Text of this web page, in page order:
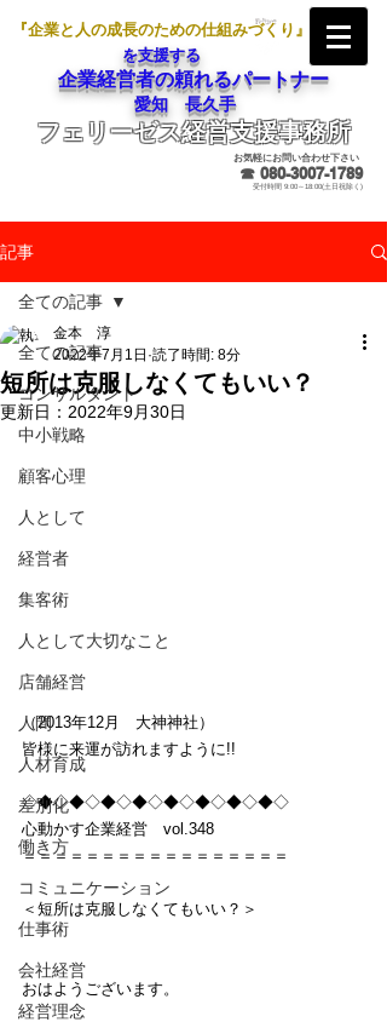
『企業と人の成長のための仕組みづくり』
を支援する
企業経営者の頼れるパートナー
愛知 長久手
フェリーゼス経営支援事務所
お気軽にお問い合わせ下さい
☎ 080-3007-1789
受付時間 9:00～18:00(土日祝除く)
記事
全ての記事
コンサルタント
中小戦略
顧客心理
人として
経営者
集客術
人として大切なこと
店舗経営
人間
人材育成
差別化
働き方
コミュニケーション
仕事術
会社経営
経営理念
全ての記事
短所は克服しなくてもいい？
金本 淳
2022年7月1日 読了時間: 8分
更新日： 2022年9月30日
（2013年12月　大神神社）
皆様に来運が訪れますように!!
◇◆◇◆◇◆◇◆◇◆◇◆◇◆◇◆◇
心動かす企業経営　vol.348
＝＝＝＝＝＝＝＝＝＝＝＝＝＝＝＝＝
＜短所は克服しなくてもいい？＞
おはようございます。